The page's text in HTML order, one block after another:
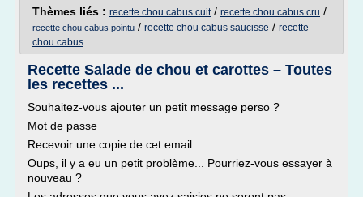
Thèmes liés : recette chou cabus cuit/ recette chou cabus cru /
recette chou cabus pointu / recette chou cabus saucisse / recette
chou cabus
Recette Salade de chou et carottes – Toutes
les recettes ...
Souhaitez-vous ajouter un petit message perso ?
Mot de passe
Recevoir une copie de cet email
Oups, il y a eu un petit problème... Pourriez-vous essayer à
nouveau ?